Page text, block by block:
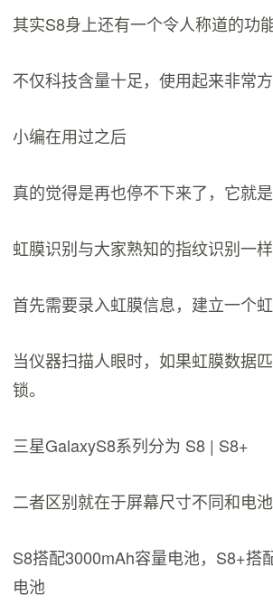
其实S8身上还有一个令人称道的功
不仅科技含量十足，使用起来非常
小编在用过之后
真的觉得是再也停不下来了，它就
虹膜识别与大家熟知的指纹识别一样
首先需要录入虹膜信息，建立一个
当仪器扫描人眼时，如果虹膜数据
锁。
三星GalaxyS8系列分为 S8 | S8+
二者区别就在于屏幕尺寸不同和电
S8搭配3000mAh容量电池，S8+搭
电池